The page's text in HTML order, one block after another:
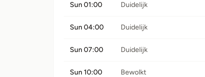
Sun 01:00 Duidelijk
Sun 04:00 Duidelijk
Sun 07:00 Duidelijk
Sun 10:00 Bewolkt